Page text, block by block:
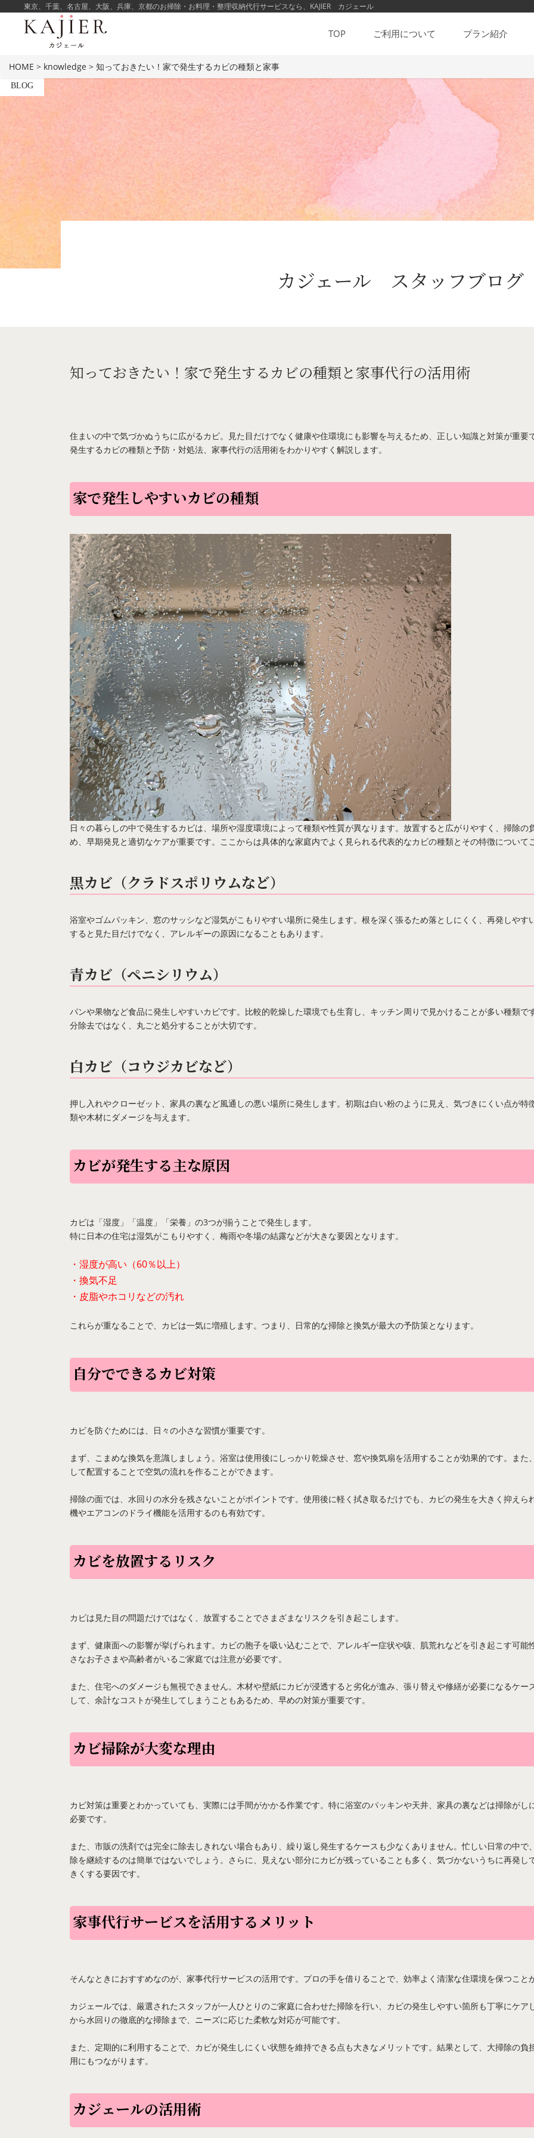
東京、千葉、名古屋、大阪、兵庫、京都のお掃除・お料理・整理収納代行サービスなら、KAJIER カジェール
TOP ご利用について プラン紹介
HOME > knowledge > 知っておきたい！家で発生するカビの種類と家事
BLOG
カジェール スタッフブログ
知っておきたい！家で発生するカビの種類と家事代行の活用術
住まいの中で気づかぬうちに広がるカビ。見た目だけでなく健康や住環境にも影響を与えるため、正しい知識と対策が重要
発生するカビの種類と予防・対処法、家事代行の活用術をわかりやすく解説します。
家で発生しやすいカビの種類
日々の暮らしの中で発生するカビは、場所や湿度環境によって種類や性質が異なります。放置すると広がりやすく、掃除の
め、早期発見と適切なケアが重要です。ここからは具体的な家庭内でよく見られる代表的なカビの種類とその特徴について
黒カビ（クラドスポリウムなど）
浴室やゴムパッキン、窓のサッシなど湿気がこもりやすい場所に発生します。根を深く張るため落としにくく、再発しやす
すると見た目だけでなく、アレルギーの原因になることもあります。
青カビ（ペニシリウム）
パンや果物など食品に発生しやすいカビです。比較的乾燥した環境でも生育し、キッチン周りで見かけることが多い種類で
分除去ではなく、丸ごと処分することが大切です。
白カビ（コウジカビなど）
押し入れやクローゼット、家具の裏など風通しの悪い場所に発生します。初期は白い粉のように見え、気づきにくい点が特
類や木材にダメージを与えます。
カビが発生する主な原因
カビは「湿度」「温度」「栄養」の3つが揃うことで発生します。
特に日本の住宅は湿気がこもりやすく、梅雨や冬場の結露などが大きな要因となります。
・湿度が高い（60％以上）
・換気不足
・皮脂やホコリなどの汚れ
これらが重なることで、カビは一気に増殖します。つまり、日常的な掃除と換気が最大の予防策となります。
自分でできるカビ対策
カビを防ぐためには、日々の小さな習慣が重要です。
まず、こまめな換気を意識しましょう。浴室は使用後にしっかり乾燥させ、窓や換気扇を活用することが効果的です。また
して配置することで空気の流れを作ることができます。
掃除の面では、水回りの水分を残さないことがポイントです。使用後に軽く拭き取るだけでも、カビの発生を大きく抑えら
機やエアコンのドライ機能を活用するのも有効です。
カビを放置するリスク
カビは見た目の問題だけではなく、放置することでさまざまなリスクを引き起こします。
まず、健康面への影響が挙げられます。カビの胞子を吸い込むことで、アレルギー症状や咳、肌荒れなどを引き起こす可能
さなお子さまや高齢者がいるご家庭では注意が必要です。
また、住宅へのダメージも無視できません。木材や壁紙にカビが浸透すると劣化が進み、張り替えや修繕が必要になるケー
して、余計なコストが発生してしまうこともあるため、早めの対策が重要です。
カビ掃除が大変な理由
カビ対策は重要とわかっていても、実際には手間がかかる作業です。特に浴室のパッキンや天井、家具の裏などは掃除がし
必要です。
また、市販の洗剤では完全に除去しきれない場合もあり、繰り返し発生するケースも少なくありません。忙しい日常の中で
除を継続するのは簡単ではないでしょう。さらに、見えない部分にカビが残っていることも多く、気づかないうちに再発し
きくする要因です。
家事代行サービスを活用するメリット
そんなときにおすすめなのが、家事代行サービスの活用です。プロの手を借りることで、効率よく清潔な住環境を保つこと
カジェールでは、厳選されたスタッフが一人ひとりのご家庭に合わせた掃除を行い、カビの発生しやすい箇所も丁寧にケア
から水回りの徹底的な掃除まで、ニーズに応じた柔軟な対応が可能です。
また、定期的に利用することで、カビが発生しにくい状態を維持できる点も大きなメリットです。結果として、大掃除の負
用にもつながります。
カジェールの活用術